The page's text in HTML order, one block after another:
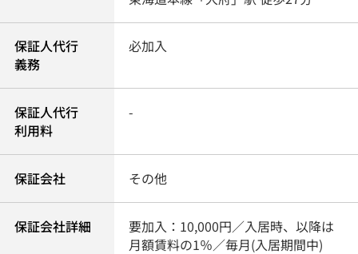
保証人代行
義務
必加入
保証人代行
利用料
-
保証会社 その他
保証会社詳細
要加入：10,000円／入居時、以降は
月額賃料の1％／毎月(入居期間中)